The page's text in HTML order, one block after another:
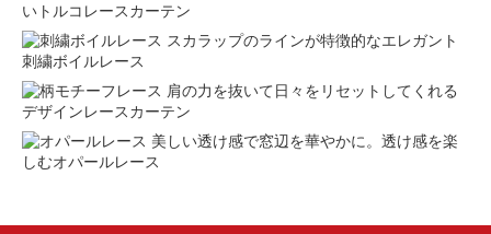
いトルコレースカーテン
スカラップのラインが特徴的なエレガント
刺繍ボイルレース
肩の力を抜いて日々をリセットしてくれる
デザインレースカーテン
美しい透け感で窓辺を華やかに。透け感を楽
しむオパールレース